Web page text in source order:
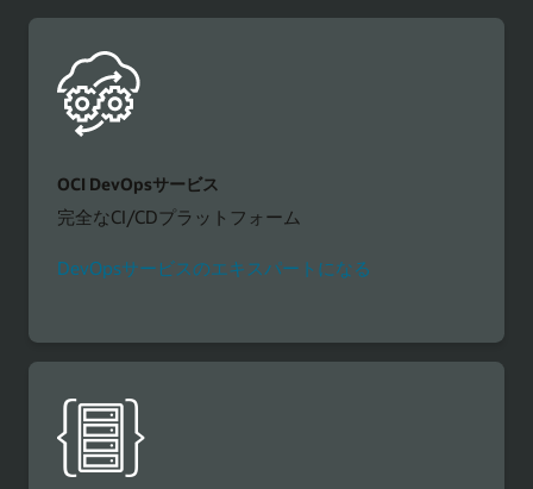
OCI DevOpsサービス
完全なCI/CDプラットフォーム
DevOpsサービスのエキスパートになる